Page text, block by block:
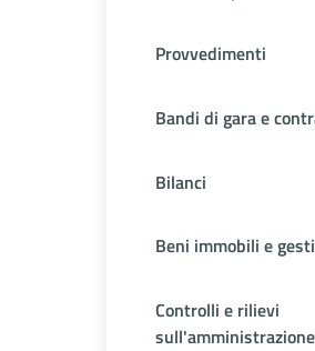
Provvedimenti
Bandi di gara e
Bilanci
Beni immobili e
Controlli e rilievi
sull'amministrazione